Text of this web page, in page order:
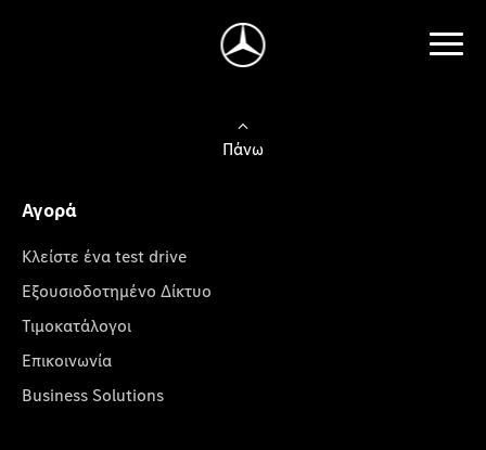
Πάνω
Αγορά
Κλείστε ένα test drive
Εξουσιοδοτημένο Δίκτυο
Τιμοκατάλογοι
Επικοινωνία
Business Solutions